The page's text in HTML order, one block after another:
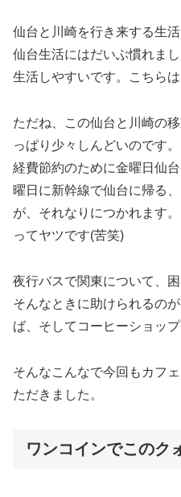
仙台と川崎を行き来する生
仙台生活にはだいぶ慣れま
生活しやすいです。こちら
ただね、この仙台と川崎の
っぱり少々しんどいのです。
経費節約のために金曜日仙
曜日に新幹線で仙台に帰る
が、それなりにつかれます
ってヤツです(苦笑)
夜行バスで関東について、
そんなときに助けられるの
ば、そしてコーヒーショップ
そんなこんなで今回もカフ
ただきました。
ワンコインでこのク